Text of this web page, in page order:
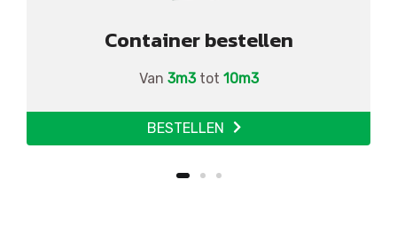
Container bestellen
Van 3m3 tot 10m3
BESTELLEN